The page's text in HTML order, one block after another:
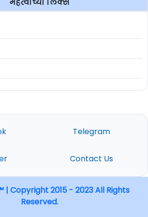
Telegram
Contact Us
| Copyright 2015 - 2023 All Rights
Reserved.